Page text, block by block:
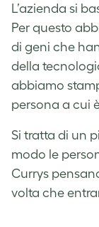
L’azienda si
Per questo
di geni che
della
abbiamo
persona a cui
Si tratta di un
modo le
Currys
volta che